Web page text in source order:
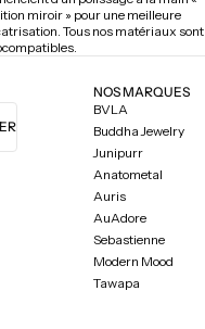
miroir » pour une meilleure
Tous nos matériaux sont
NOS MARQUES
BVLA
Buddha Jewelry
Junipurr
Anatometal
Auris
AuAdore
Sebastienne
Modern Mood
Tawapa